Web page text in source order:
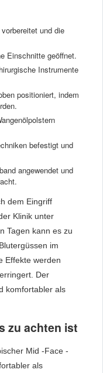
und die
Einschnitte geöffnet.
Instrumente
positioniert, indem
befestigt und
angewendet und
dem Eingriff
Klinik unter
Tagen kann es zu
im
Effekte werden
Der
komfortabler als
zu achten ist
Mid -Face -
als